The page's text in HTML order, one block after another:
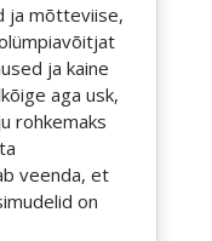
ja mõtteviise,
ja kaine
aga usk,
rohkemaks
veenda, et
on